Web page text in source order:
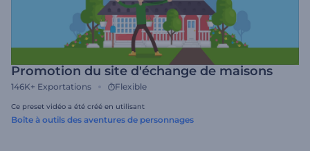
Promotion du site d'échange de maisons
146K+ Exportations Flexible
Ce preset vidéo a été créé en utilisant
Boîte à outils des aventures de personnages